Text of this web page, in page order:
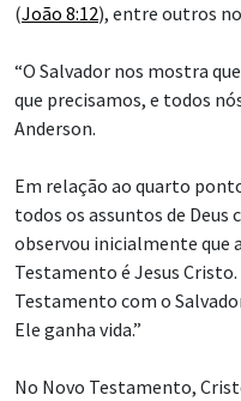
(João 8:12), entre outros
“O Salvador nos mostra
que precisamos, e todos
Anderson.
Em relação ao quarto
todos os assuntos de Deus
observou inicialmente que
Testamento é Jesus Cristo.
Testamento com o
Ele ganha vida.”
No Novo Testamento,